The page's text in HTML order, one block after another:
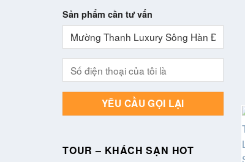
Sản phẩm cần tư vấn
TOUR – KHÁCH SẠN HOT